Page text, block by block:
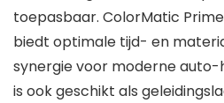
toepasbaar. ColorMatic
biedt optimale tijd- en
synergie voor moderne auto-
is ook geschikt als